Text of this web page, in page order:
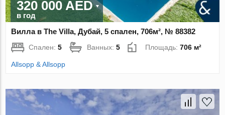
320 000 AED
в год
Вилла в The Villa, Дубай, 5 спален, 706м², № 88382
Спален:5 Ванных:5 Площадь:706 м²
Allsopp & Allsopp